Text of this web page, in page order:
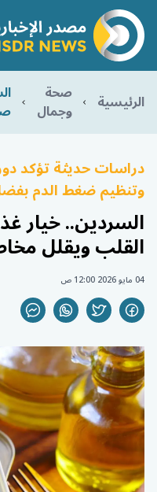
الرئيسية صحة
وجمال
دراسات حديثة تؤكد
وتنظيم ضغط الدم بفضل
السردين.. خيار
القلب ويقلل
04 مايو 2026 12:00 ص